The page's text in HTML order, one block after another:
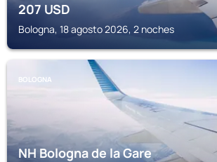
207USD
Bologna, 18 agosto 2026, 2 noches
BOLOGNA
NH Bologna de la Gare